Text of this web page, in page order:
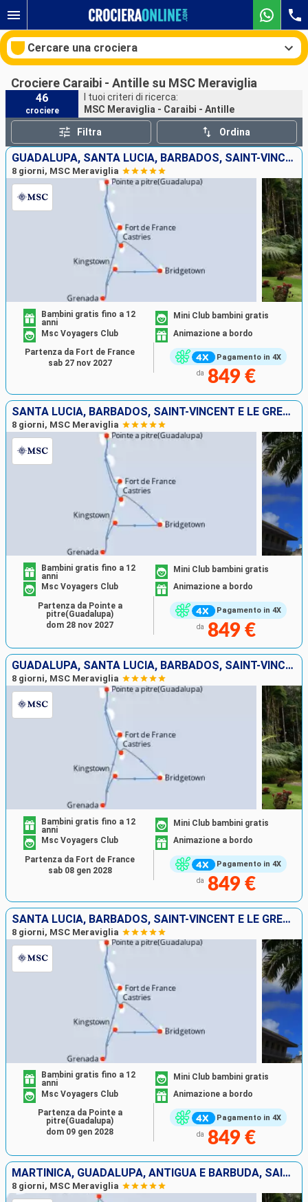
Cercare una crociera
Le nostre destinazioni
Mesi di partenza
Porti Compagnie
Ricerca
Crociere Caraibi - Antille su MSC Meraviglia
46
crociere
I tuoi criteri di ricerca:
MSC Meraviglia - Caraibi - Antille
Filtra Ordina
GUADALUPA, SANTA LUCIA, BARBADOS, SAINT-VINCENT E LE GRENADINE, GRENADA, MARTINICA
8 giorni, MSC Meraviglia
Pagamento in 4X
Bambini gratis fino a 12
anni
Mini Club bambini gratis
Msc Voyagers Club
Animazione a bordo
da 849 €
Partenza da Fort de France
sab 27 nov 2027
SANTA LUCIA, BARBADOS, SAINT-VINCENT E LE GRENADINE, GRENADA, MARTINICA, GUADALUPA
8 giorni, MSC Meraviglia
Pagamento in 4X
Bambini gratis fino a 12
anni
Mini Club bambini gratis
Msc Voyagers Club
Animazione a bordo
da 849 €
Partenza da Pointe a
pitre(Guadalupa)
dom 28 nov 2027
GUADALUPA, SANTA LUCIA, BARBADOS, SAINT-VINCENT E LE GRENADINE, GRENADA, MARTINICA
8 giorni, MSC Meraviglia
Pagamento in 4X
Bambini gratis fino a 12
anni
Mini Club bambini gratis
Msc Voyagers Club
Animazione a bordo
da 849 €
Partenza da Fort de France
sab 08 gen 2028
SANTA LUCIA, BARBADOS, SAINT-VINCENT E LE GRENADINE, GRENADA, MARTINICA, GUADALUPA
8 giorni, MSC Meraviglia
Pagamento in 4X
Bambini gratis fino a 12
anni
Mini Club bambini gratis
Msc Voyagers Club
Animazione a bordo
da 849 €
Partenza da Pointe a
pitre(Guadalupa)
dom 09 gen 2028
MARTINICA, GUADALUPA, ANTIGUA E BARBUDA, SAINT MARTIN, SAN CRISTOFORO E NEVIS, DOMINICA
8 giorni, MSC Meraviglia